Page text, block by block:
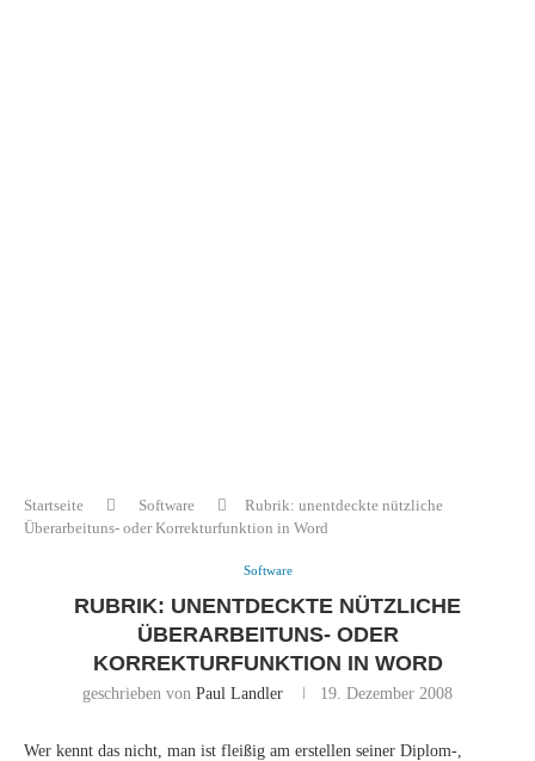
Startseite Software
Rubrik: unentdeckte nützliche
Überarbeituns- oder Korrekturfunktion in Word
Software
RUBRIK: UNENTDECKTE NÜTZLICHE
ÜBERARBEITUNS- ODER
KORREKTURFUNKTION IN WORD
geschrieben von Paul Landler 19. Dezember 2008
Wer kennt das nicht, man ist fleißig am erstellen seiner Diplom-,